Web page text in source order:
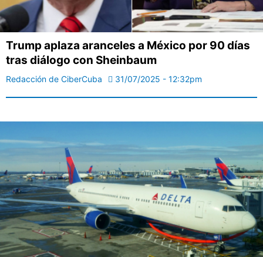
Trump aplaza aranceles a México por 90 días
tras diálogo con Sheinbaum
Redacción de CiberCuba 31/07/2025 - 12:32pm